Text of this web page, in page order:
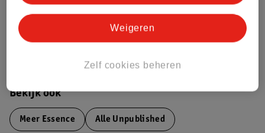
Bekijk ook
Meer Essence Alle Unpublished
Zelf cookies beheren
Weigeren